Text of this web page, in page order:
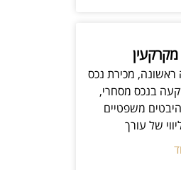
מקרקעין
ראשונה, מכירת נכס
בנכס מסחרי,
משפטיים
של עורך